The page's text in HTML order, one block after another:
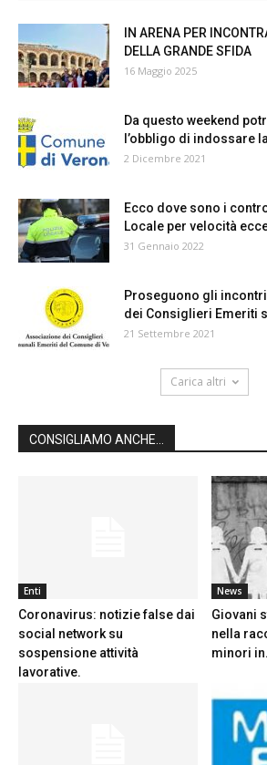
IN ARENA PER
DELLA GRANDE SFIDA
16 Maggio 2025
Da questo weekend
l’obbligo di indossare
2 Dicembre 2021
Ecco dove sono i
Locale per velocità
31 Gennaio 2022
Proseguono gli
dei Consiglieri Emeriti
21 Settembre 2021
Carica altri
CONSIGLIAMO ANCHE...
Enti
Coronavirus: notizie false dai
social network su
sospensione attività
lavorative.
News
Giovani
nella
minori